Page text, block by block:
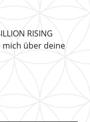
RISING
über deine